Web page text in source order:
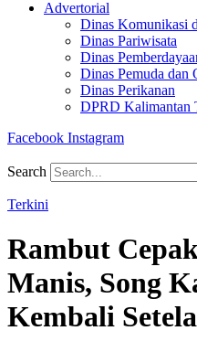
Advertorial
Dinas Komunikasi
Dinas Pariwisata
Dinas
Dinas Pemuda dan
Dinas Perikanan
DPRD Kalimantan
Facebook Instagram
Search
Terkini
Rambut
Manis, Song
Kembali